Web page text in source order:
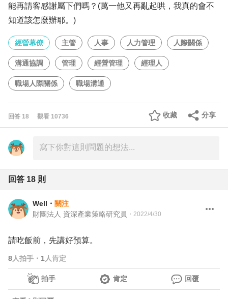
能再請客感謝屬下們嗎？(萬一他又再亂起哄，我真的會不
知道該怎麼辦耶。)
經營幕僚 主管 人事 人力管理 人際關係
溝通協調 管理 經營管理 經理人
職場人際關係 職場溝通
回答 18 觀看 10736 分享
收藏
回答 18 則
Well ・ 關注
財團法人 資深產業策略研究員 ・ 2022/4/30
請吃飯前，先講好預算。
8人拍手 ・ 1 人肯定
拍手 肯定 回覆